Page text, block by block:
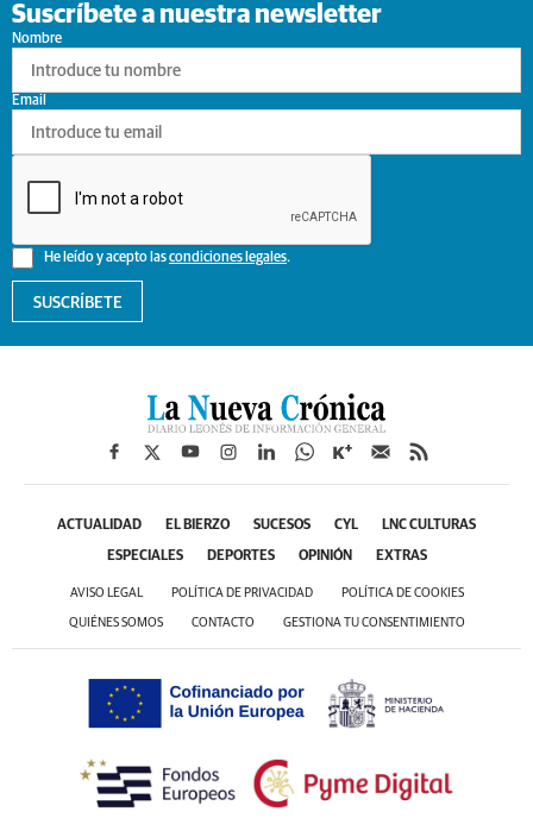
Suscríbete a nuestra newsletter
Nombre
He leído y acepto lascondiciones legales.
Email
SUSCRÍBETE
ACTUALIDAD EL BIERZO SUCESOS CYL LNC CULTURAS
ESPECIALES DEPORTES OPINIÓN EXTRAS
AVISO LEGAL POLÍTICA DE PRIVACIDAD POLÍTICA DE COOKIES
QUIÉNES SOMOS CONTACTO GESTIONA TU CONSENTIMIENTO